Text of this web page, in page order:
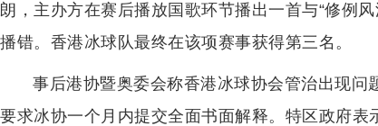
朗，主办方在赛后播放国歌环节播出一首与“修例
播错。香港冰球队最终在该项赛事获得第三名。
事后港协暨奥委会称香港冰球协会管治出现问
要求冰协一个月内提交全面书面解释。特区政府